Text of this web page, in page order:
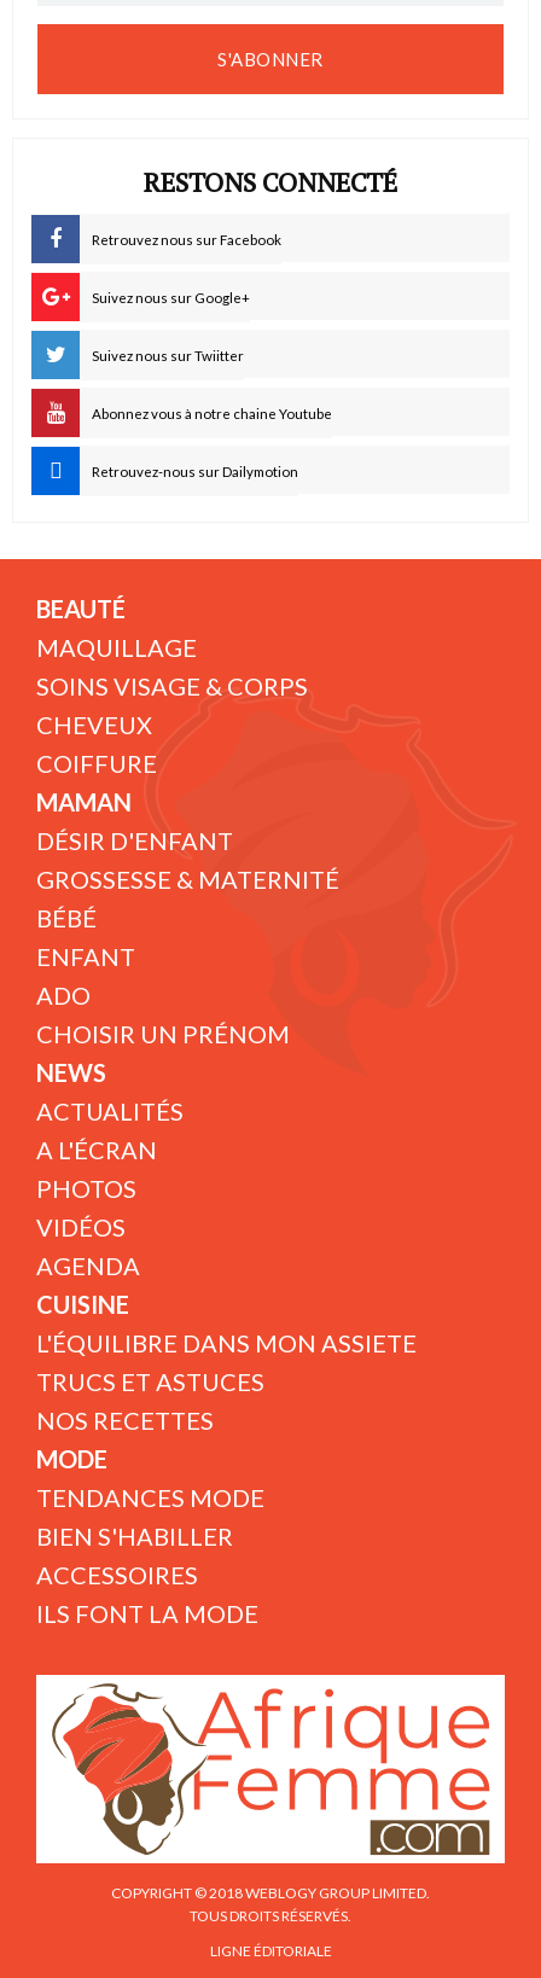
S'ABONNER
RESTONS CONNECTÉ
Retrouvez nous sur Facebook
Suivez nous sur Google+
Suivez nous sur Twiitter
Abonnez vous à notre chaine Youtube
Retrouvez-nous sur Dailymotion
BEAUTÉ
MAQUILLAGE
SOINS VISAGE & CORPS
CHEVEUX
COIFFURE
MAMAN
DÉSIR D'ENFANT
GROSSESSE & MATERNITÉ
BÉBÉ
ENFANT
ADO
CHOISIR UN PRÉNOM
NEWS
ACTUALITÉS
A L'ÉCRAN
PHOTOS
VIDÉOS
AGENDA
CUISINE
L'ÉQUILIBRE DANS MON ASSIETE
TRUCS ET ASTUCES
NOS RECETTES
MODE
TENDANCES MODE
BIEN S'HABILLER
ACCESSOIRES
ILS FONT LA MODE
COPYRIGHT © 2018 WEBLOGY GROUP LIMITED.
TOUS DROITS RÉSERVÉS.
LIGNE ÉDITORIALE